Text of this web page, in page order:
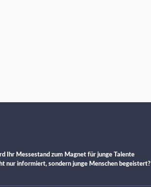
Ihr Messestand zum Magnet für junge Talente
nur informiert, sondern junge Menschen begeistert?